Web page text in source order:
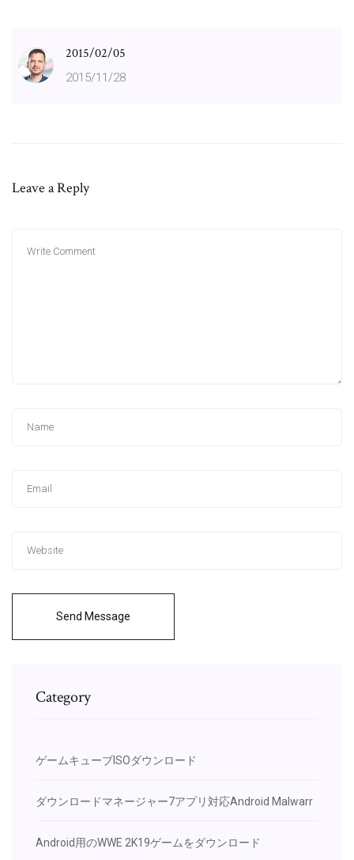
2015/02/05
2015/11/28
Leave a Reply
Send Message
Category
ゲームキューブISOダウンロード
ダウンロードマネージャー7アプリ対応Android Malwarr
Android用のWWE 2K19ゲームをダウンロード